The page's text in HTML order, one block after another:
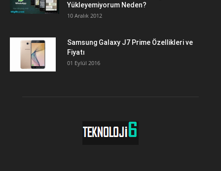
Yükleyemiyorum Neden?
10 Aralık 2012
Samsung Galaxy J7 Prime Özellikleri ve
Fiyatı
01 Eylül 2016